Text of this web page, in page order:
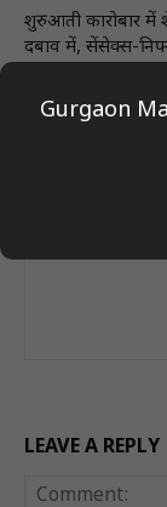
शुरुआती कारोबार में
दबाव में, सेंसेक्स-
LEAVE A REPLY
Gurgaon